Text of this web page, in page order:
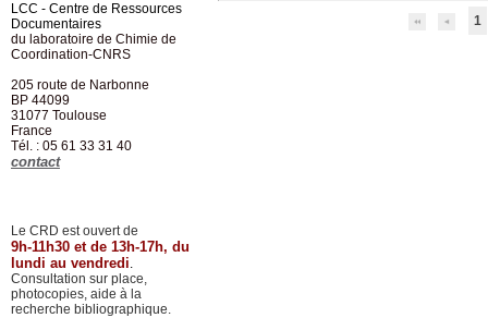
1
LCC - Centre de Ressources
Documentaires
du laboratoire de Chimie de
Coordination-CNRS
205 route de Narbonne
BP 44099
31077 Toulouse
France
Tél. : 05 61 33 31 40
contact
Le CRD est ouvert de
9h-11h30 et de 13h-17h, du
lundi au vendredi.
Consultation sur place,
photocopies, aide à la
recherche bibliographique.